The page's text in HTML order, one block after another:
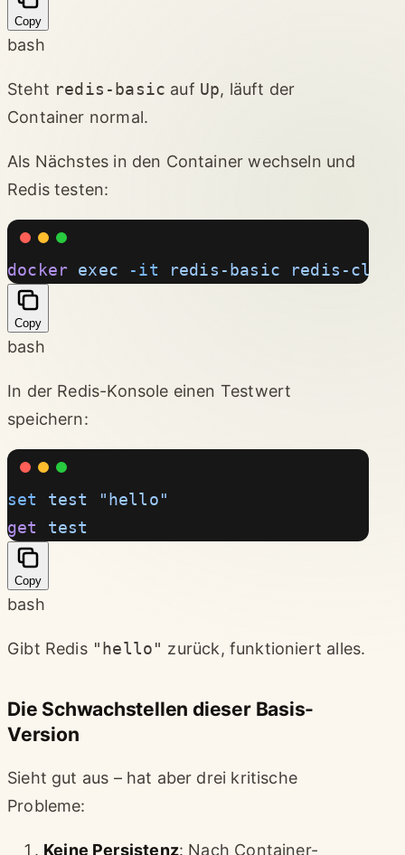
Copy
bash
Steht redis-basic auf Up, läuft der
Container normal.
Als Nächstes in den Container wechseln und
Redis testen:
docker exec -it redis-basic redis-cli
Copy
bash
In der Redis-Konsole einen Testwert
speichern:
set test
"hello"
get
test
Copy
bash
Gibt Redis "hello" zurück, funktioniert alles.
Die Schwachstellen dieser Basis-
Version
Sieht gut aus – hat aber drei kritische
Probleme:
Keine Persistenz: Nach Container-